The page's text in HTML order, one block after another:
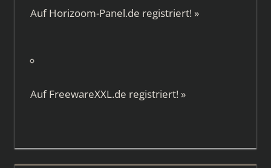
AufHorizoom-Panel.de registriert! »
AufFreewareXXL.de registriert! »